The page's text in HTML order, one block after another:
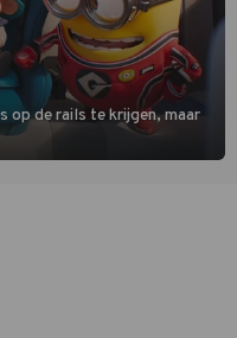
op de rails te krijgen, maar